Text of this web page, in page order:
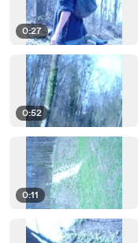
0:27
0:52
0:11